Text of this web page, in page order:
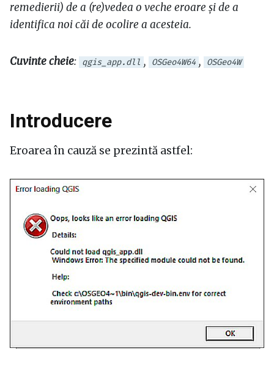
remedierii) de a (re)vedea o veche eroare și de a
identifica noi căi de ocolire a acesteia.
Cuvinte cheie: qgis_app.dll , OSGeo4W64 , OSGeo4W
Introducere
Eroarea în cauză se prezintă astfel: